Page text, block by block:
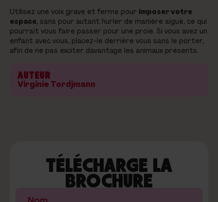
Utilisez une voix grave et ferme pour imposer votre
espace, sans pour autant hurler de manière aiguë, ce qui
pourrait vous faire passer pour une proie. Si vous avez un
enfant avec vous, placez-le derrière vous sans le porter,
afin de ne pas exciter davantage les animaux présents.
AUTEUR
Virginie Tordjmann
TÉLÉCHARGE LA
BROCHURE